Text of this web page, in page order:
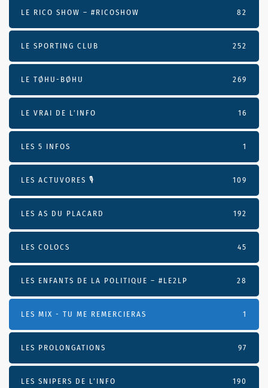
LE RICO SHOW – #RICOSHOW 82
LE SPORTING CLUB 252
LE TØHU-BØHU 269
LE VRAI DE L’INFO 16
LES 5 INFOS 1
LES ACTUVORES 🎙 109
LES AS DU PLACARD 192
LES COLOCS 45
LES ENFANTS DE LA POLITIQUE – #LE2LP 28
LES MIX - TU ME REMERCIERAS 1
LES PROLONGATIONS 97
LES SNIPERS DE L’INFO 190